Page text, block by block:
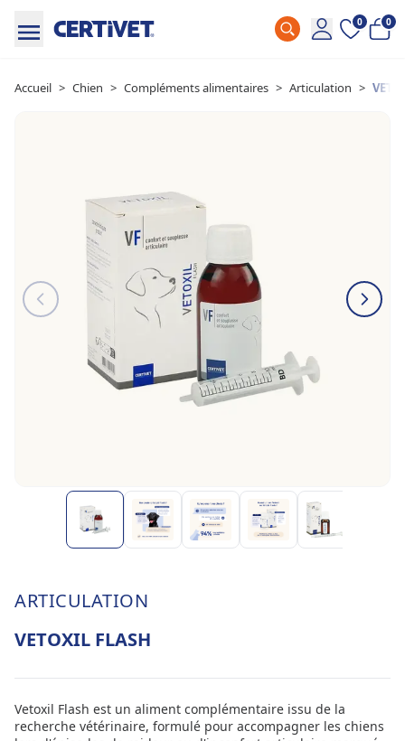
0 0
Accueil > Chien > Compléments alimentaires > Articulation >
ARTICULATION
VETOXIL FLASH
Vetoxil Flash est un aliment complémentaire issu de la
recherche vétérinaire, formulé pour accompagner les chiens